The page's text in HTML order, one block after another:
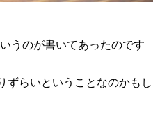
うのが書いてあったのです
ずらいということなのかもし